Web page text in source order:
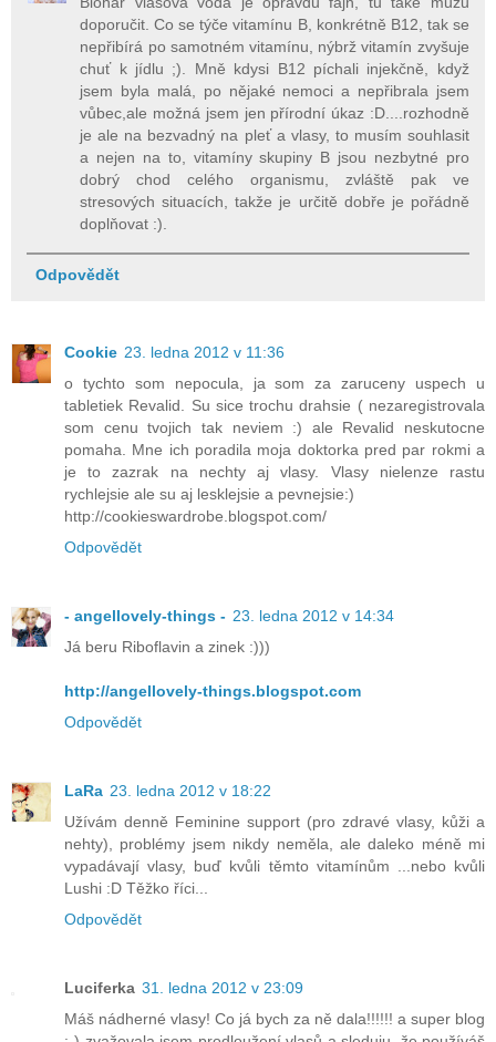
doporučit. Co se týče vitamínu B, konkrétně B12, tak se
nepřibírá po samotném vitamínu, nýbrž vitamín zvyšuje
chuť k jídlu ;). Mně kdysi B12 píchali injekčně, když
jsem byla malá, po nějaké nemoci a nepřibrala jsem
vůbec,ale možná jsem jen přírodní úkaz :D....rozhodně
je ale na bezvadný na pleť a vlasy, to musím souhlasit
a nejen na to, vitamíny skupiny B jsou nezbytné pro
dobrý chod celého organismu, zvláště pak ve
stresových situacích, takže je určitě dobře je pořádně
doplňovat :).
Odpovědět
Cookie 23. ledna 2012 v 11:36
o tychto som nepocula, ja som za zaruceny uspech u
tabletiek Revalid. Su sice trochu drahsie ( nezaregistrovala
som cenu tvojich tak neviem :) ale Revalid neskutocne
pomaha. Mne ich poradila moja doktorka pred par rokmi a
je to zazrak na nechty aj vlasy. Vlasy nielenze rastu
rychlejsie ale su aj lesklejsie a pevnejsie:)
http://cookieswardrobe.blogspot.com/
Odpovědět
- angellovely-things - 23. ledna 2012 v 14:34
Já beru Riboflavin a zinek :)))
http://angellovely-things.blogspot.com
Odpovědět
LaRa 23. ledna 2012 v 18:22
Užívám denně Feminine support (pro zdravé vlasy, kůži a
nehty), problémy jsem nikdy neměla, ale daleko méně mi
vypadávají vlasy, buď kvůli těmto vitamínům ...nebo kvůli
Lushi :D Těžko říci...
Odpovědět
Luciferka 31. ledna 2012 v 23:09
Máš nádherné vlasy! Co já bych za ně dala!!!!!! a super blog